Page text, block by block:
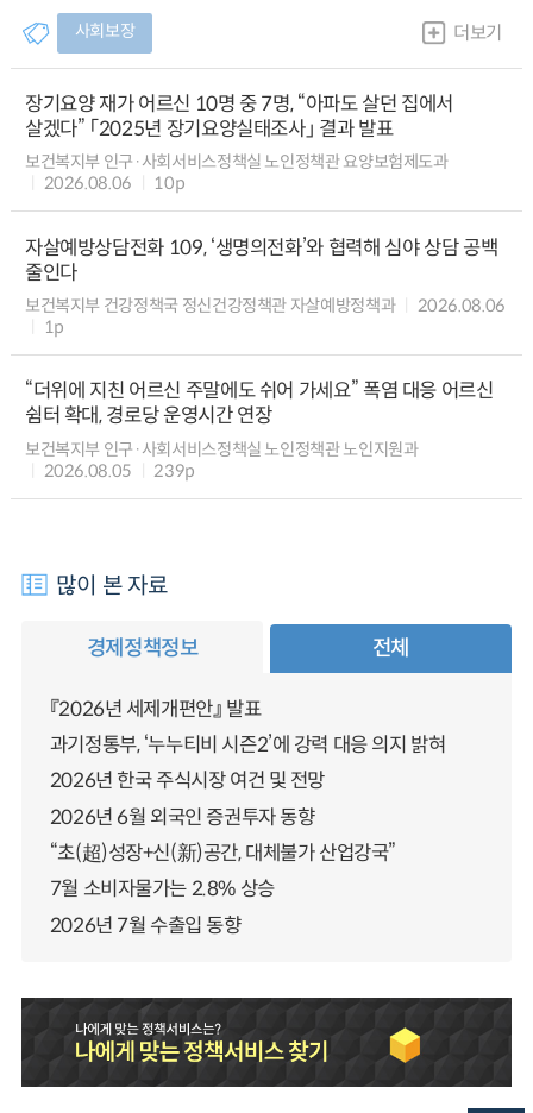
사회보장 더보기
장기요양 재가 어르신 10명 중 7명, “아파도 살던 집에서
살겠다” 「2025년 장기요양실태조사」 결과 발표
보건복지부 인구·사회서비스정책실 노인정책관 요양보험제도과
2026.08.06
10p
자살예방상담전화 109, ‘생명의전화’와 협력해 심야 상담 공백
줄인다
보건복지부 건강정책국 정신건강정책관 자살예방정책과
2026.08.06
1p
“더위에 지친 어르신 주말에도 쉬어 가세요” 폭염 대응 어르신
쉼터 확대, 경로당 운영시간 연장
보건복지부 인구·사회서비스정책실 노인정책관 노인지원과
2026.08.05
239p
많이 본 자료
경제정책정보 전체
『2026년 세제개편안』 발표
과기정통부, ‘누누티비 시즌2’에 강력 대응 의지 밝혀
2026년 한국 주식시장 여건 및 전망
2026년 6월 외국인 증권투자 동향
“초(超)성장+신(新)공간, 대체불가 산업강국”
7월 소비자물가는 2.8% 상승
2026년 7월 수출입 동향